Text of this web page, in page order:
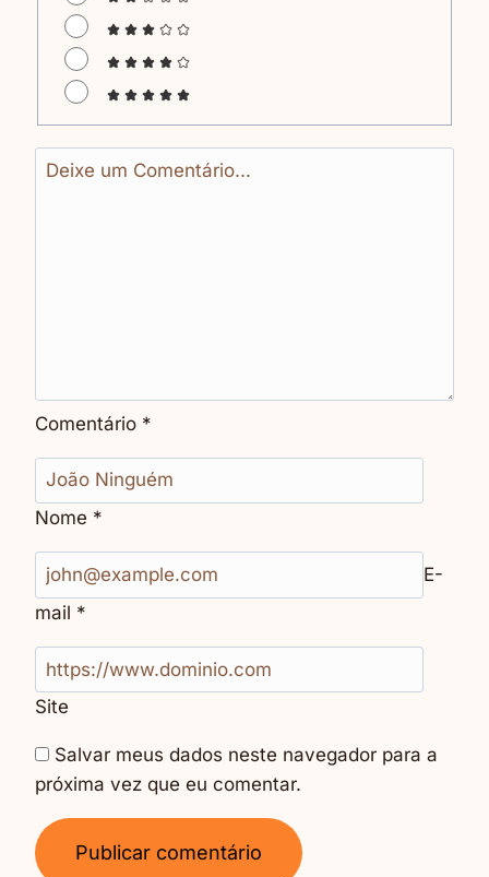
Comentário *
Nome *
E-
mail *
Site
Salvar meus dados neste navegador para a
próxima vez que eu comentar.